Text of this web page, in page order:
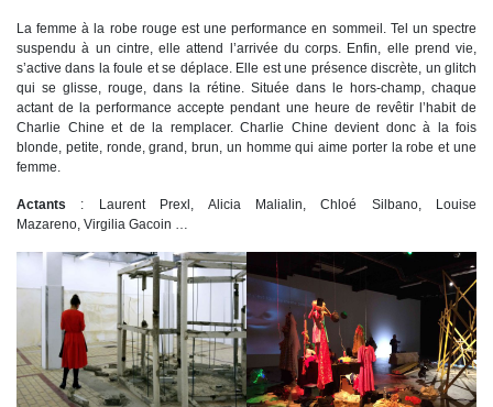
La femme à la robe rouge est une performance en sommeil. Tel un spectre
suspendu à un cintre, elle attend l’arrivée du corps. Enfin, elle prend vie,
s’active dans la foule et se déplace. Elle est une présence discrète, un glitch
qui se glisse, rouge, dans la rétine. Située dans le hors-champ, chaque
actant de la performance accepte pendant une heure de revêtir l’habit de
Charlie Chine et de la remplacer. Charlie Chine devient donc à la fois
blonde, petite, ronde, grand, brun, un homme qui aime porter la robe et une
femme.
Actants : Laurent Prexl, Alicia Malialin, Chloé Silbano, Louise
Mazareno, Virgilia Gacoin …